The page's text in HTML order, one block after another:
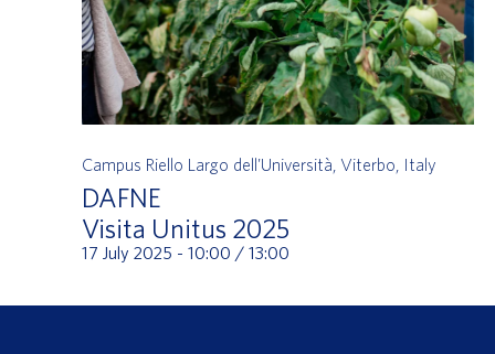
DAFNE
Visita Unitus 2025
17 July 2025 - 10:00 / 13:00
Campus Riello Largo dell'Università, Viterbo, Italy